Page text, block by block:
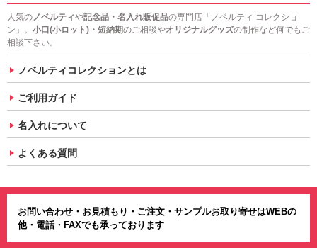
人気のノベルティや記念品・名入れ販促品の専門店「ノベルティ コレクショ
ン」。 小口(小ロット)・短納期のご相談やオリジナルグッズの制作など何でもご
相談下さい。
ノベルティコレクションとは
ご利用ガイド
名入れについて
よくある質問
お問い合わせ・お見積もり・ご注文・サンプルお取り寄せはWEBの
他・電話・FAXでも承っております